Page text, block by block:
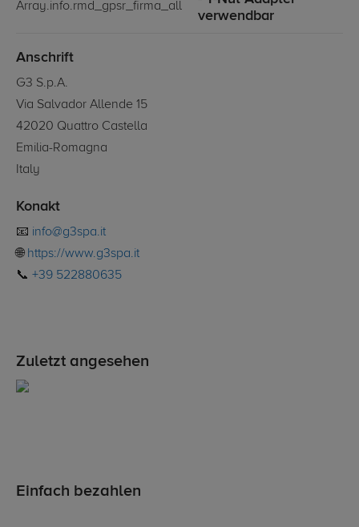
verwendbar
Anschrift
G3 S.p.A.
Via Salvador Allende 15
42020 Quattro Castella
Emilia-Romagna
Italy
Konakt
📧 info@g3spa.it
🌐 https://www.g3spa.it
📞 +39 522880635
Zuletzt angesehen
Einfach bezahlen